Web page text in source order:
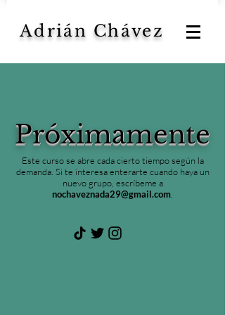
Adrián Chávez
Próximamente
Este curso se abre cada cierto tiempo según la
demanda. Si te interesa enterarte cuando haya un
nuevo grupo, escríbeme a
nochaveznada29@gmail.com